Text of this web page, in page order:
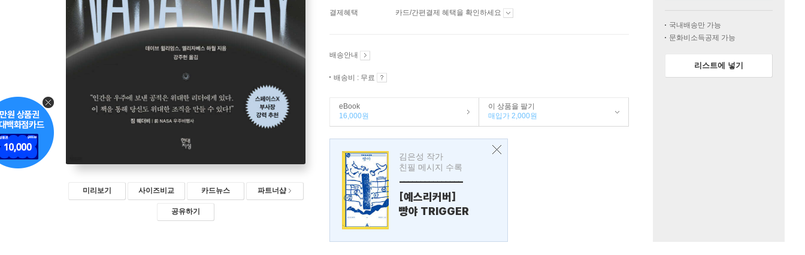
미리보기 사이즈비교 카드뉴스 파트너샵
공유하기
결제혜택 카드/간편결제 혜택을 확인하세요
배송안내
배송비 : 무료
eBook
16,000원
이 상품을 팔기
매입가 2,000원
김은성 작가
친필 메시지 수록
---------------
[예스리커버]
빵야 TRIGGER
국내배송만 가능
문화비소득공제 가능
리스트에 넣기